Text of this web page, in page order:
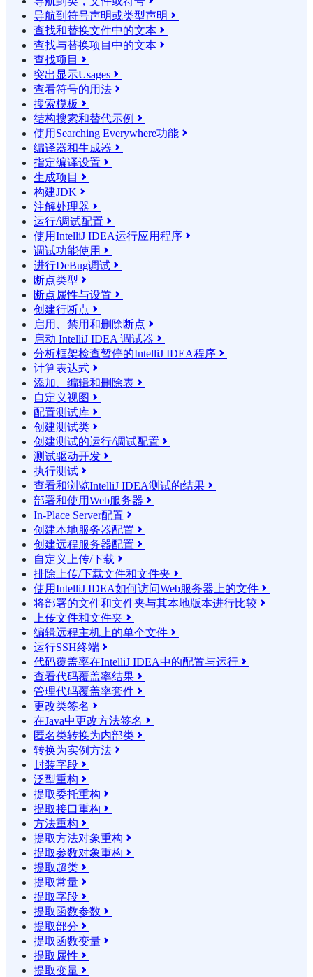
导航到符号声明或类型声明 
查找和替换文件中的文本 
查找与替换项目中的文本 
查找项目 
突出显示Usages 
查看符号的用法 
搜索模板 
结构搜索和替代示例 
使用Searching Everywhere功能 
编译器和生成器 
指定编译设置 
生成项目 
构建JDK 
注解处理器 
运行/调试配置 
使用IntelliJ IDEA运行应用程序 
调试功能使用 
进行DeBug调试 
断点类型 
断点属性与设置 
创建行断点 
启用、禁用和删除断点 
启动 IntelliJ IDEA 调试器 
分析框架检查暂停的IntelliJ IDEA程序 
计算表达式 
添加、编辑和删除表 
自定义视图 
配置测试库 
创建测试类 
创建测试的运行/调试配置 
测试驱动开发 
执行测试 
查看和浏览IntelliJ IDEA测试的结果 
部署和使用Web服务器 
In-Place Server配置 
创建本地服务器配置 
创建远程服务器配置 
自定义上传/下载 
排除上传/下载文件和文件夹 
使用IntelliJ IDEA如何访问Web服务器上的文件 
将部署的文件和文件夹与其本地版本进行比较 
上传文件和文件夹 
编辑远程主机上的单个文件 
运行SSH终端 
代码覆盖率在IntelliJ IDEA中的配置与运行 
查看代码覆盖率结果 
管理代码覆盖率套件 
更改类签名 
在Java中更改方法签名 
匿名类转换为内部类 
转换为实例方法 
封装字段 
泛型重构 
提取委托重构 
提取接口重构 
方法重构 
提取方法对象重构 
提取参数对象重构 
提取超类 
提取常量 
提取字段 
提取函数参数 
提取部分 
提取函数变量 
提取属性 
提取变量 